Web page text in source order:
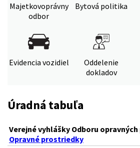
Majetkovoprávny
odbor
Bytová politika
Evidencia vozidiel
Oddelenie
dokladov
Úradná tabuľa
Verejné vyhlášky Odboru
Opravné prostriedky